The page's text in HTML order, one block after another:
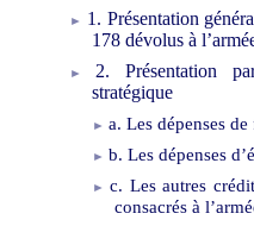
1. Présentation
178 dévolus à
2. Présentation
stratégique
a. Les dépenses
b. Les dépenses
c. Les autres
consacrés à